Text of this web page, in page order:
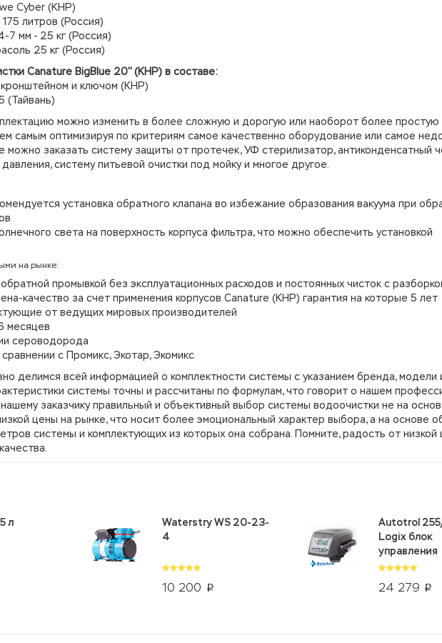
Cyber (КНР)
литров (Россия)
7 мм - 25 кг (Россия)
25 кг (Россия)
Canature BigBlue 20'' (КНР) в составе:
и ключом (КНР)
(Тайвань)
можно изменить в более сложную и дорогую или наоборот более простую
самым оптимизируя по критериям самое качественно оборудование или самое
заказать систему защиты от протечек, УФ стерилизатор, антиконденсатный
систему питьевой очистки под мойку и многое другое.
установка обратного клапана во избежание образования вакуума при
света на поверхность корпуса фильтра, что можно обеспечить установкой
на рынке:
промывкой без эксплуатационных расходов и постоянных чисток с
качество за счет применения корпусов Canature (КНР) гарантия на которые 5 лет
от ведущих мировых производителей
месяцев
сероводорода
с Промикс, Экотар, Экомикс
делимся всей информацией о комплектности системы с указанием бренда, модели
системы точны и рассчитаны по формулам, что говорит о нашем
заказчику правильный и объективный выбор системы водоочистки не на
цены на рынке, что носит более эмоциональный характер выбора, а на основе
системы и комплектующих из которых она собрана. Помните, радость от низкой
л
10 200 p
Waterstry WS 20-23-
4
24 279 p
Autotrol
Logix блок
управления